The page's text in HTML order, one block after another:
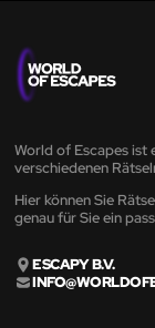
World of Escapes ist
verschiedenen
Hier können Sie
genau für Sie ein
ESCAPY B.V.